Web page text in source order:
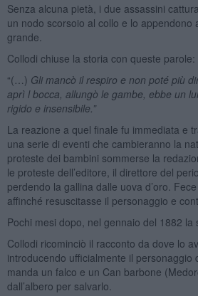
Senza alcuna pietà, i due assassini
un nodo scorsoio al collo e lo appendono
grande.
Collodi chiuse la storia con queste parole:
“(…) Gli mancò il respiro e non poté più
aprì l bocca, allungò le gambe, ebbe un
rigido e insensibile.”
La reazione a quel finale fu immediata e
una serie di eventi che cambieranno la
proteste dei bambini sommerse la
le proteste dell’editore, il direttore del
perdendo la gallina dalle uova d’oro.
affinché resuscitasse il personaggio e
Pochi mesi dopo, nel gennaio del 1882 la
Collodi ricominciò il racconto da dove lo
introducendo ufficialmente il personaggio
manda un falco e un Can barbone
dall’albero per salvarlo.